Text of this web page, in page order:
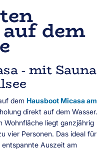
dem
- mit Sauna
dem Hausboot Micasa am
direkt auf dem Wasser.
Wohnfläche liegt ganzjährig
vier Personen. Das ideal für
Auszeit am